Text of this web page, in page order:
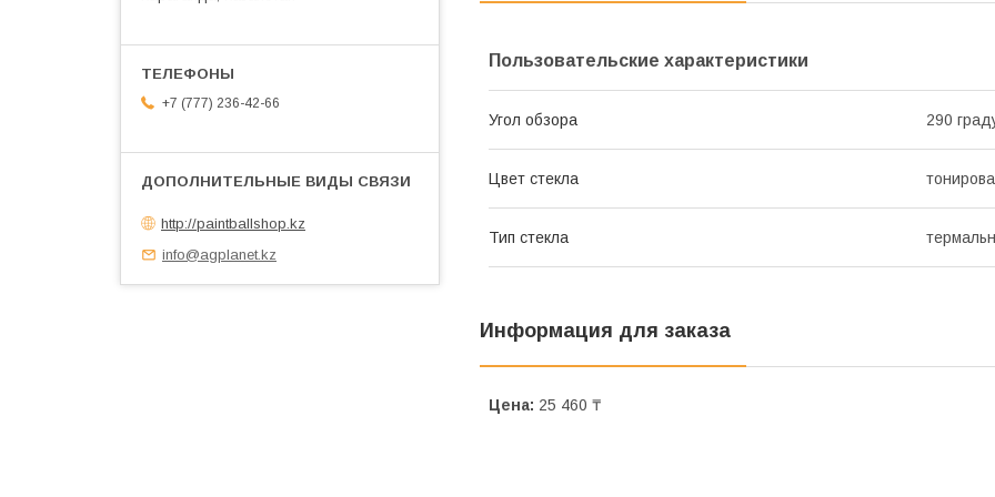
Пользовательские характеристики
Угол обзора 290
Цвет стекла
Тип стекла
Информация для заказа
Цена: 25 460 ₸
+7 (777) 236-42-66
http://paintballshop.kz
info@agplanet.kz